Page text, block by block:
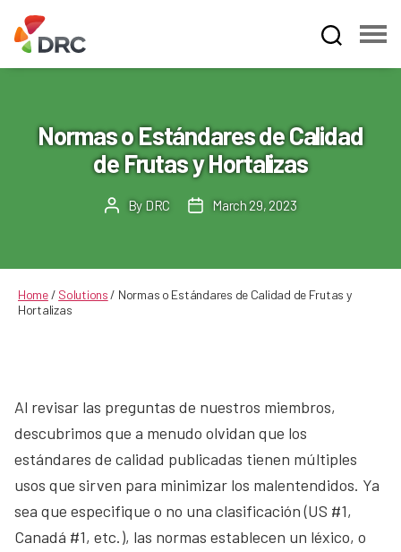
Dispute
Resolution
Corporation
Normas o Estándares de Calidad
de Frutas y Hortalizas
PostBy DRC
PostMarch 29, 2023
Home/ Solutions / Normas o Estándares de Calidad de Frutas y
Hortalizas
Al revisar las preguntas de nuestros miembros,
descubrimos que a menudo olvidan que los
estándares de calidad publicadas tienen múltiples
usos que sirven para minimizar los malentendidos. Ya
sea que especifique o no una clasificación (US #1,
Canadá #1, etc.), las normas establecen un léxico, o